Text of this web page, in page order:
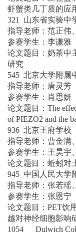
虾蟹类几丁质的应
321 山东省实验中
指导老师：范正伟
参赛学生：李谦雅
论文题目：奶茶中
研究
545 北京大学附属
指导老师：唐灵芳
参赛学生：肖思妍
论文题目：The
of PIEZO2 and the
936 北京王府学校
指导老师：曹金满
参赛学生：王昊宇
论文题目：蚯蚓对
945 中国人民大学
指导老师：张若瑶
参赛学生：张恩宁
论文题目：PET饮
越对神经细胞影响
1054 Dulwich